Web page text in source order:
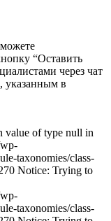
“Оставить
через чат
указанным в
value of type null in
taxonomies/class-
Notice: Trying to
taxonomies/class-